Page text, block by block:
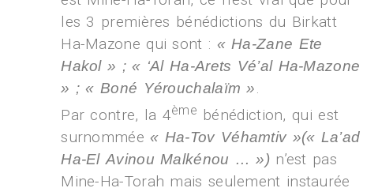
les 3 premières bénédictions du Birkatt
Ha-Mazone qui sont : « Ha-Zane Ete
Hakol » ; « ‘Al Ha-Arets Vé’al Ha-Mazone
» ; « Boné Yérouchalaïm ».
Par contre, la 4ème bénédiction, qui est
surnommée « Ha-Tov Véhamtiv »(« La’ad
Ha-El Avinou Malkénou … ») n’est pas
Mine-Ha-Torah mais seulement instaurée